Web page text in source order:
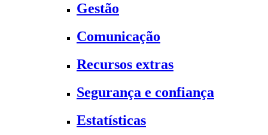
Gestão
Comunicação
Recursos extras
Segurança e confiança
Estatísticas